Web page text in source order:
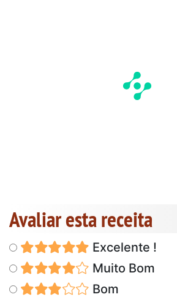
Avaliar esta receita
Excelente !
Muito Bom
Bom